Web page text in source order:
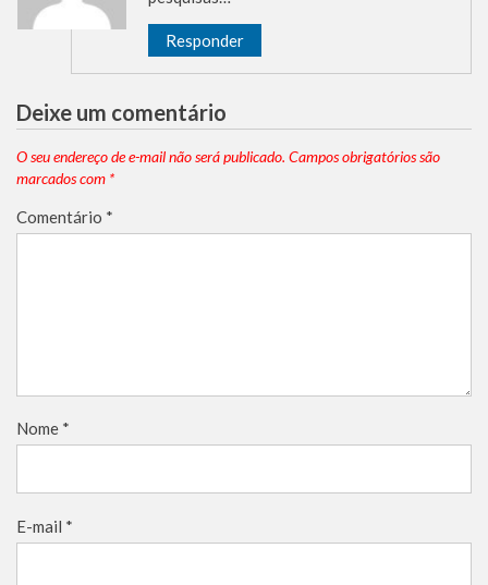
Responder
Deixe um comentário
O seu endereço de e-mail não será publicado. Campos obrigatórios são
marcados com *
Comentário *
Nome *
E-mail *